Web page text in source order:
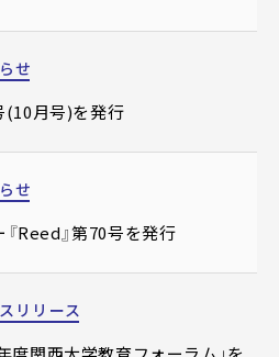
せ
(10月号)を発行
せ
Reed』第70号を発行
リリース